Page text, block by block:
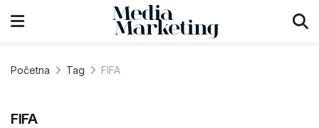
Početna Tag FIFA
FIFA